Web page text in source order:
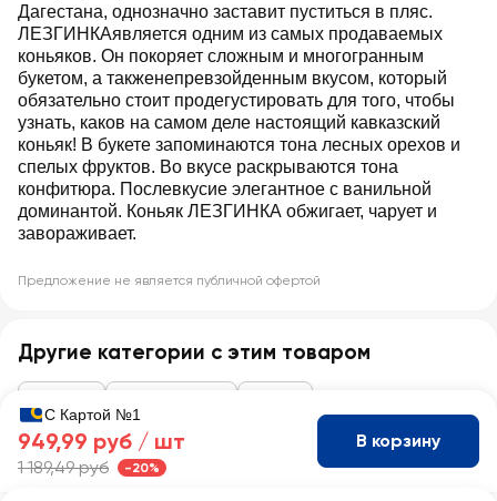
Дагестана, однозначно заставит пуститься в пляс.
ЛЕЗГИНКАявляется одним из самых продаваемых
коньяков. Он покоряет сложным и многогранным
букетом, а такженепревзойденным вкусом, который
обязательно стоит продегустировать для того, чтобы
узнать, каков на самом деле настоящий кавказский
коньяк! В букете запоминаются тона лесных орехов и
спелых фруктов. Во вкусе раскрываются тона
конфитюра. Послевкусие элегантное с ванильной
доминантой. Коньяк ЛЕЗГИНКА обжигает, чарует и
завораживает.
Предложение не является публичной офертой
Другие категории с этим товаром
С Картой №1
949,99 руб / шт
1 189,49 руб -20%
В корзину